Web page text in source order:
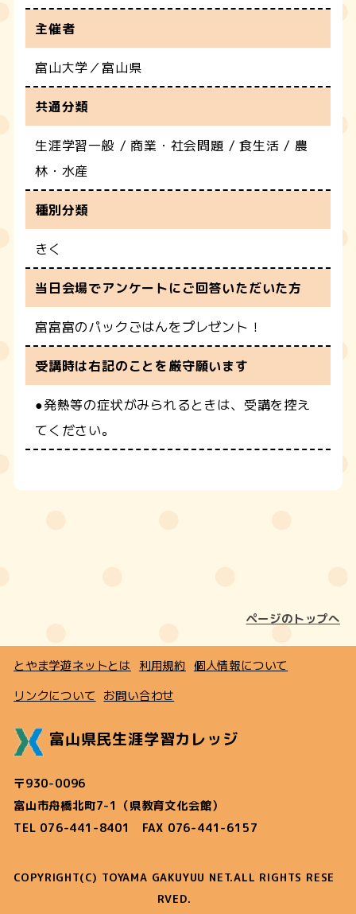
主催者
富山大学／富山県
共通分類
生涯学習一般 / 商業・社会問題 / 食生活 / 農
林・水産
種別分類
きく
当日会場でアンケートにご回答いただいた方
富富富のパックごはんをプレゼント！
受講時は右記のことを厳守願います
●発熱等の症状がみられるときは、受講を控え
てください。
ページのトップへ
とやま学遊ネットとは 利用規約 個人情報について
リンクについて お問い合わせ
富山県民生涯学習カレッジ
〒930-0096
富山市舟橋北町7-1（県教育文化会館）
TEL 076-441-8401 FAX 076-441-6157
COPYRIGHT(C) TOYAMA GAKUYUU NET.ALL RIGHTS RESE
RVED.